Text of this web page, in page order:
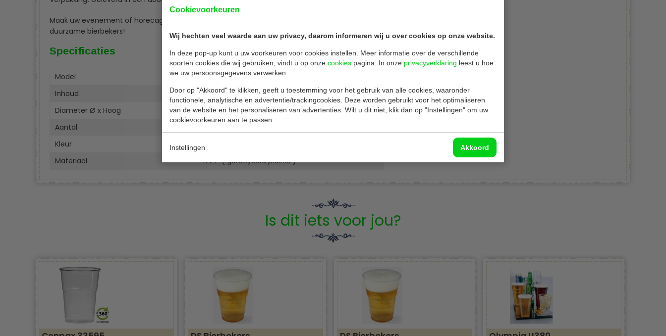
Cookievoorkeuren
Wij hechten veel waarde aan uw privacy, daarom informeren wij u over cookies op onze website.
In deze pop-up kunt u uw voorkeuren voor cookies instellen. Meer informatie over de verschillende
soorten cookies die wij gebruiken, vindt u op onze cookies pagina. In onze privacyverklaring leest u hoe
we uw persoonsgegevens verwerken.
Door op "Akkoord" te klikken, geeft u toestemming voor het gebruik van alle cookies, waaronder
functionele, analytische en advertentie/trackingcookies. Deze worden gebruikt voor het optimaliseren
van de website en het personaliseren van advertenties. Wilt u dit niet, klik dan op "Instellingen" om uw
cookievoorkeuren aan te passen.
Instellingen Akkoord
Maak uw evenement of horecagelegenheid milieuvriendelijker met deze praktische en
duurzame bierbekers!
Specificaties
Model
9988268
Inhoud
250 ml
Diameter Ø x Hoog
7,8 x 10,8 cm
Aantal
Kleur
Transparant
Materiaal
rPET ( gerecycled plastic )
Is dit iets voor jou?
Recyclebaar